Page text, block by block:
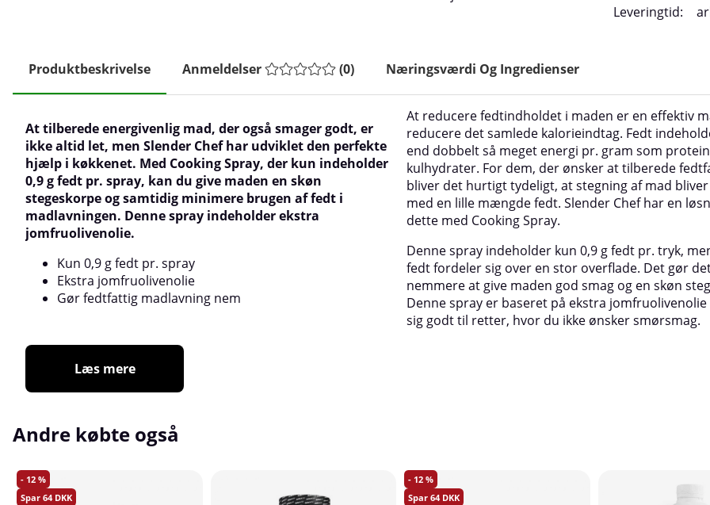
Leveringtid:
Produktbeskrivelse Anmeldelser (0) Næringsværdi Og Ingredienser
At tilberede energivenlig mad, der også smager godt, er
ikke altid let, men Slender Chef har udviklet den perfekte
hjælp i køkkenet. Med Cooking Spray, der kun indeholder
0,9 g fedt pr. spray, kan du give maden en skøn
stegeskorpe og samtidig minimere brugen af fedt i
madlavningen. Denne spray indeholder ekstra
jomfruolivenolie.
Kun 0,9 g fedt pr. spray
Ekstra jomfruolivenolie
Gør fedtfattig madlavning nem
At reducere fedtindholdet i maden er en effektiv
reducere det samlede kalorieindtag. Fedt
end dobbelt så meget energi pr. gram som
kulhydrater. For dem, der ønsker at tilberede
bliver det hurtigt tydeligt, at stegning af mad
med en lille mængde fedt. Slender Chef har en
dette med Cooking Spray.
Denne spray indeholder kun 0,9 g fedt pr. tryk,
fedt fordeler sig over en stor overflade. Det gør
nemmere at give maden god smag og en skøn
Denne spray er baseret på ekstra
sig godt til retter, hvor du ikke ønsker smørsmag.
Læs mere
Andre købte også
12
64
12
64